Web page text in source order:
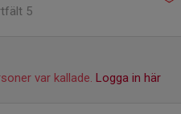
5
var kallade. Logga in här